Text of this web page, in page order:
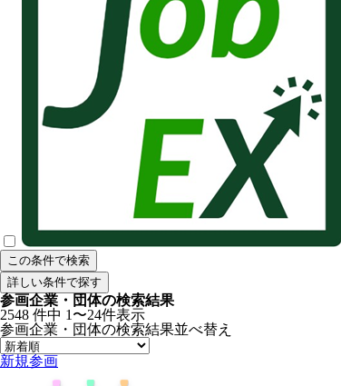
この条件で検索
詳しい条件で探す
参画企業・団体の検索結果
2548 件中 1〜24件表示
参画企業・団体の検索結果並べ替え
新規参画